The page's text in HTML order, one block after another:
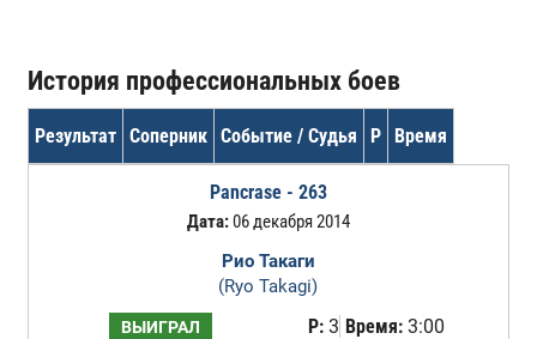
История профессиональных боев
Результат Соперник Событие / Судья Р Время
Pancrase - 263
Дата:06 декабря 2014
Рио Такаги
(Ryo Takagi)
ВЫИГРАЛ Р:3 Время:3:00